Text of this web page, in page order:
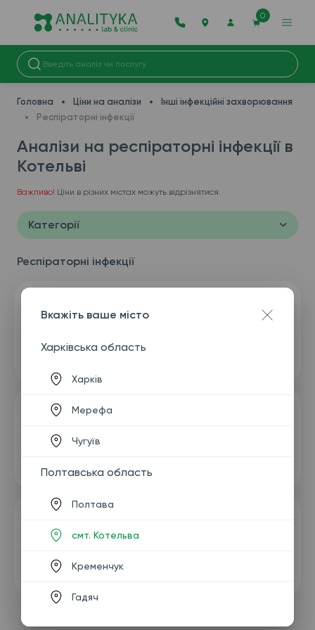
0
Головна Ціни на аналізи
Інші інфекційні захворювання
Респіраторні інфекції
Аналізи на респіраторні інфекції в
Котельві
Важливо! Ціни в різних містах можуть відрізнятися.
Категорії
Респіраторні інфекції
Вкажіть ваше місто
Харківська область
Харків
Мерефа
Чугуїв
Полтавська область
Полтава
смт. Котельва
Кременчук
Гадяч